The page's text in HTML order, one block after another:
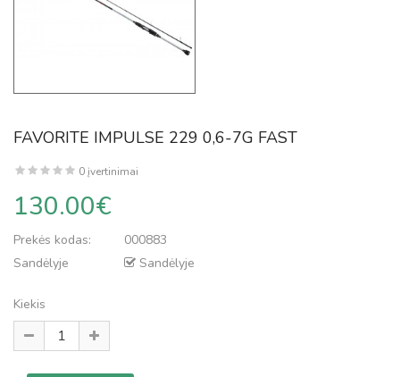
FAVORITE IMPULSE 229 0,6-7G FAST
0 įvertinimai
130.00€
Prekės kodas:
000883
Sandėlyje
Sandėlyje
Kiekis